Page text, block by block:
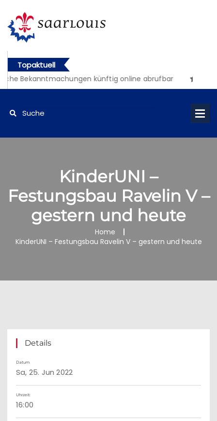
Topaktuell
Bekanntmachungen künftig online abrufbar
KinderUNI –
Festungsbau Ravelin V –
gestern und heute
Home
KinderUNI – Festungsbau Ravelin V – gestern und heute
Details
Datum
Sa, 25. Jun 2022
Uhrzeit:
16:00